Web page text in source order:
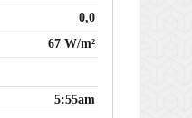
0,0
67 W/m²
5:55am